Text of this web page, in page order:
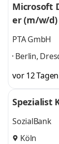
Microsoft
er (m/w/d)
PTA GmbH
Berlin,
Frankfurt,
Hamburg,
Karlsruhe,
Köln,
München,
vor 12 Tagen
Spezialist
SozialBank
Köln